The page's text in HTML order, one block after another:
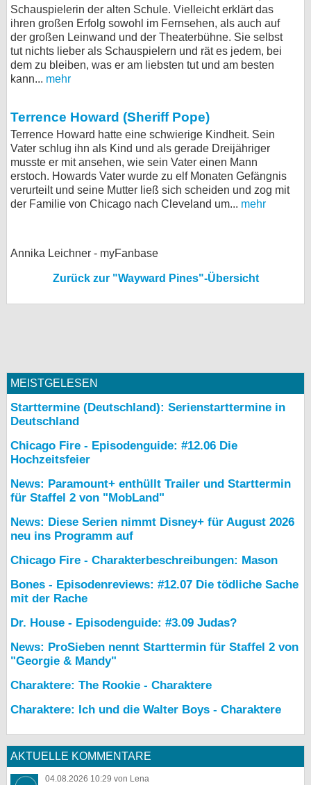
Schauspielerin der alten Schule. Vielleicht erklärt das
ihren großen Erfolg sowohl im Fernsehen, als auch auf
der großen Leinwand und der Theaterbühne. Sie selbst
tut nichts lieber als Schauspielern und rät es jedem, bei
dem zu bleiben, was er am liebsten tut und am besten
kann... mehr
Terrence Howard (Sheriff Pope)
Terrence Howard hatte eine schwierige Kindheit. Sein
Vater schlug ihn als Kind und als gerade Dreijähriger
musste er mit ansehen, wie sein Vater einen Mann
erstoch. Howards Vater wurde zu elf Monaten Gefängnis
verurteilt und seine Mutter ließ sich scheiden und zog mit
der Familie von Chicago nach Cleveland um... mehr
Annika Leichner - myFanbase
Zurück zur "Wayward Pines"-Übersicht
MEISTGELESEN
Starttermine (Deutschland): Serienstarttermine in
Deutschland
Chicago Fire - Episodenguide: #12.06 Die
Hochzeitsfeier
News: Paramount+ enthüllt Trailer und Starttermin
für Staffel 2 von "MobLand"
News: Diese Serien nimmt Disney+ für August 2026
neu ins Programm auf
Chicago Fire - Charakterbeschreibungen: Mason
Bones - Episodenreviews: #12.07 Die tödliche Sache
mit der Rache
Dr. House - Episodenguide: #3.09 Judas?
News: ProSieben nennt Starttermin für Staffel 2 von
"Georgie & Mandy"
Charaktere: The Rookie - Charaktere
Charaktere: Ich und die Walter Boys - Charaktere
AKTUELLE KOMMENTARE
04.08.2026 10:29 von Lena